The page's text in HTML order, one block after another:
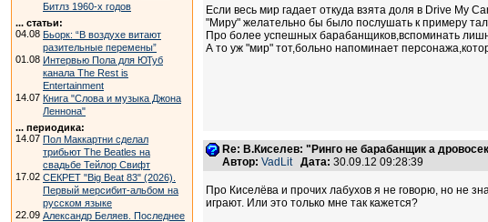
Битлз 1960-х годов
... статьи:
04.08 Бьорк: “В воздухе витают
разительные перемены”
01.08 Интервью Пола для ЮТуб
канала The Rest is
Entertainment
14.07 Книга "Слова и музыка Джона
Леннона"
... периодика:
14.07 Пол Маккартни сделал
трибьют The Beatles на
свадьбе Тейлор Свифт
17.02 СЕКРЕТ "Big Beat 83" (2026).
Первый мерсибит-альбом на
русском языке
22.09 Александр Беляев. Последнее
Если весь мир гадает откуда взята доля в Drive My
"Миру" желательно бы было послушать к примеру
Про более успешных барабанщиков,вспоминать
А то уж "мир" тот,больно напоминает
Re: В.Киселев: "Ринго не барабанщик а
Автор: VadLit Дата: 30.09.12 09:28:39
Про Киселёва и прочих лабухов я не говорю, но не
играют. Или это только мне так кажется?